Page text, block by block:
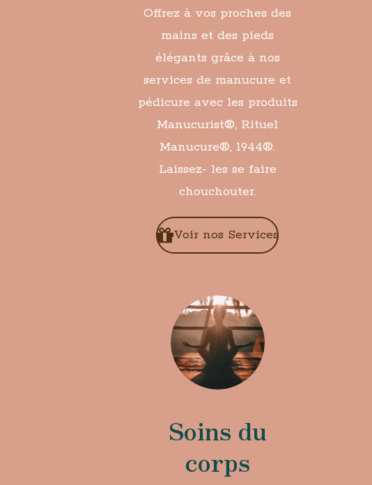
Offrez à vos proches des
mains et des pieds
élégants grâce à nos
services de manucure et
pédicure avec les produits
Manucurist®, Rituel
Manucure®, 1944®.
Laissez- les se faire
chouchouter.
Voir nos Services
Soins du
corps